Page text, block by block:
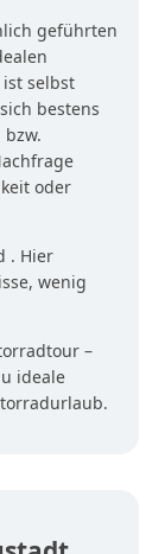
geführten
selbst
bestens
oder
. Hier
wenig
–
ideale